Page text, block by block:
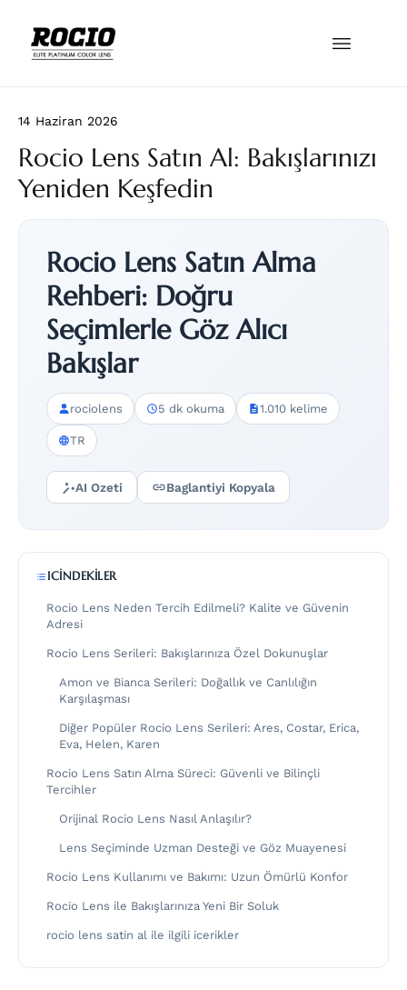
14 Haziran 2026
Rocio Lens Satın Al: Bakışlarınızı
Yeniden Keşfedin
Rocio Lens Satın Alma
Rehberi: Doğru
Seçimlerle Göz Alıcı
Bakışlar
rociolens 5 dk okuma 1.010 kelime
TR
AI Ozeti Baglantiyi Kopyala
ICINDEKILER
Rocio Lens Neden Tercih Edilmeli? Kalite ve Güvenin
Adresi
Rocio Lens Serileri: Bakışlarınıza Özel Dokunuşlar
Amon ve Bianca Serileri: Doğallık ve Canlılığın
Karşılaşması
Diğer Popüler Rocio Lens Serileri: Ares, Costar, Erica,
Eva, Helen, Karen
Rocio Lens Satın Alma Süreci: Güvenli ve Bilinçli
Tercihler
Orijinal Rocio Lens Nasıl Anlaşılır?
Lens Seçiminde Uzman Desteği ve Göz Muayenesi
Rocio Lens Kullanımı ve Bakımı: Uzun Ömürlü Konfor
Rocio Lens ile Bakışlarınıza Yeni Bir Soluk
rocio lens satin al ile ilgili icerikler